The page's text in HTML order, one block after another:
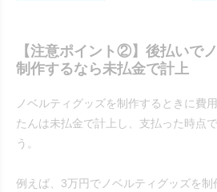
【注意ポイント②】後払いで
制作するなら未払金で計上
ノベルティグッズを制作するときに費
たんは未払金で計上し、支払った時点
う。
例えば、3万円でノベルティグッズを